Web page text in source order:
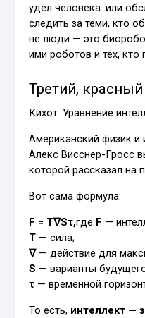
удел человека: или
следить за теми, кто
не люди — это
ими роботов и тех, кто
Третий,
Кихот: Уравнение
Американский физик и
Алекс Висснер-Гросс
которой рассказал на
Вот сама формула:
F = T∇Sτ,где F —
T — сила;
∇— действие для
S — варианты
τ — временной
То есть, интеллект —